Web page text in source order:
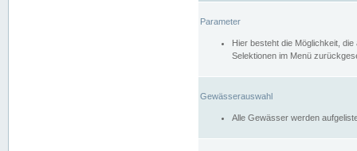
Parameter
Hier besteht die Möglichkeit,
Selektionen im Menü
Gewässerauswahl
Alle Gewässer werden